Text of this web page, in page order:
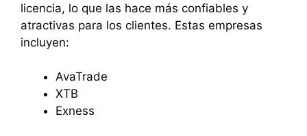
licencia, lo que las hace más confiables y
atractivas para los clientes. Estas empresas
incluyen:
AvaTrade
XTB
Exness